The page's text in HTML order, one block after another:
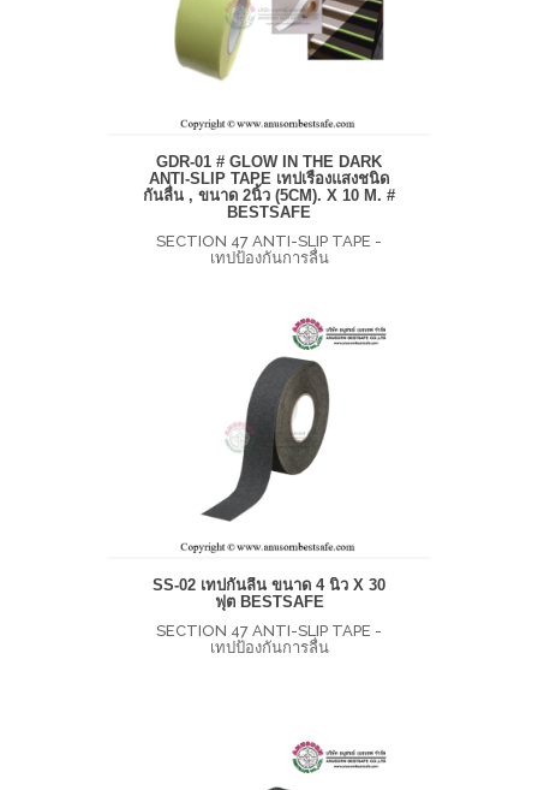
GDR-01 # GLOW IN THE DARK
ANTI-SLIP TAPE เทปเรืองแสงชนิด
กันลื่น , ขนาด 2นิ้ว (5CM). X 10 M. #
BESTSAFE
SECTION 47 ANTI-SLIP TAPE -
เทปป้องกันการลื่น
SS-02 เทปกันลื่น ขนาด 4 นิ้ว X 30
ฟุต BESTSAFE
SECTION 47 ANTI-SLIP TAPE -
เทปป้องกันการลื่น